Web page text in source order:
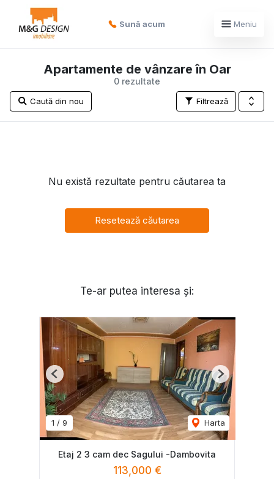
Sună acum Meniu
0 rezultate
Apartamente de vânzare în Oar
Filtrează
Caută din nou
Nu există rezultate pentru căutarea ta
Resetează căutarea
Te-ar putea interesa și:
1 / 9 Harta
Previous Next
Etaj 2 3 cam dec Sagului -Dambovita
113,000 €